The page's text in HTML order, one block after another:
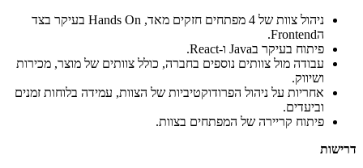
ניהול צוות של 4 מפתחים חזקים מאד, Hands On בעיקר בצד
הFrontend.
פיתוח בעיקר בJava ו-React.
עבודה מול צוותים נוספים בחברה, כולל צוותים של מוצר, מכירות
ושיווק.
אחריות על ניהול הפרודוקטיביות של הצוות, עמידה בלוחות זמנים
וביעדים.
פיתוח קריירה של המפתחים בצוות.
דרישות